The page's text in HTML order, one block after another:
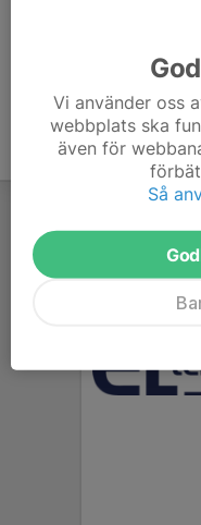
Vi använder oss
webbplats ska
även för
Så